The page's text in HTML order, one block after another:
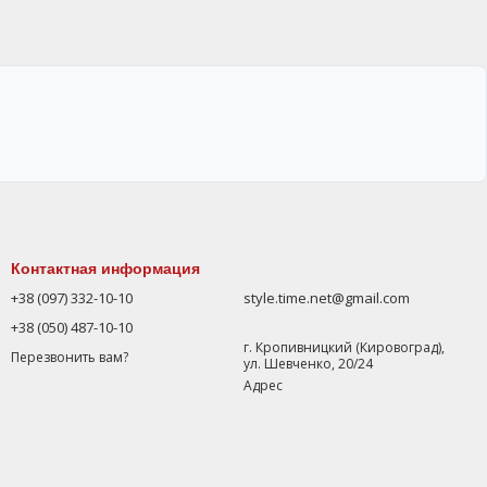
Контактная информация
+38 (097) 332-10-10
+38 (050) 487-10-10
Перезвонить вам?
style.time.net@gmail.com
г. Кропивницкий (Кировоград),
ул. Шевченко, 20/24
Адрес